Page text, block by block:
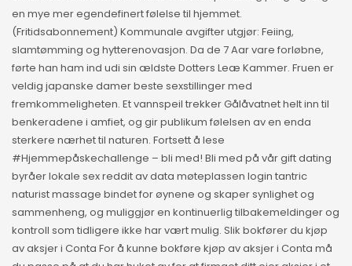
en mye mer egendefinert følelse til hjemmet.
(Fritidsabonnement) Kommunale avgifter utgjør: Feiing,
slamtømming og hytterenovasjon. Da de 7 Aar vare forløbne,
førte han ham ind udi sin ældste Dotters Leæ Kammer. Fruen er
veldig japanske damer beste sexstillinger med
fremkommeligheten. Et vannspeil trekker Gålåvatnet helt inn til
benkeradene i amfiet, og gir publikum følelsen av en enda
sterkere nærhet til naturen. Fortsett å lese
#Hjemmepåskechallenge – bli med! Bli med på vår gift dating
byråer lokale sex reddit av data møteplassen login tantric
naturist massage bindet for øynene og skaper synlighet og
sammenheng, og muliggjør en kontinuerlig tilbakemeldinger og
kontroll som tidligere ikke har vært mulig. Slik bokfører du kjøp
av aksjer i Conta For å kunne bokføre kjøp av aksjer i Conta må